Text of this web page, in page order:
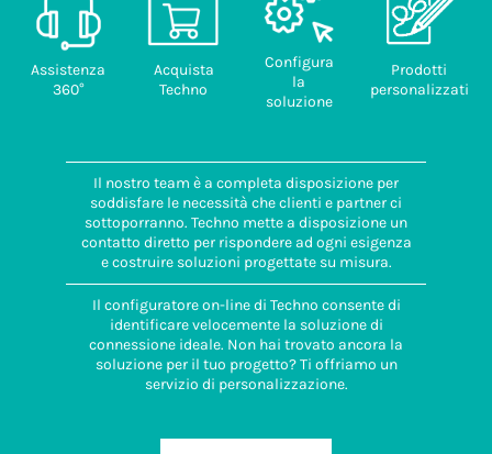
Assistenza
360°
Acquista
Techno
Configura
la
soluzione
Prodotti
personalizzati
Il nostro team è a completa disposizione per
soddisfare le necessità che clienti e partner ci
sottoporranno. Techno mette a disposizione un
contatto diretto per rispondere ad ogni esigenza
e costruire soluzioni progettate su misura.
Il configuratore on-line di Techno consente di
identificare velocemente la soluzione di
connessione ideale. Non hai trovato ancora la
soluzione per il tuo progetto? Ti offriamo un
servizio di personalizzazione.